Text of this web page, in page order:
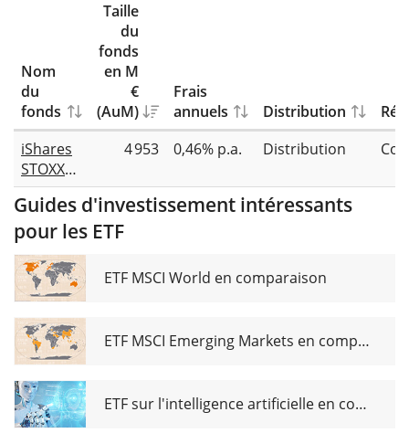
Nom
du
fonds
Taille
du
fonds
en M
€
(AuM)
Frais
annuels
Distribution
iShares
STOXX
Global
Select
Dividend
UCITS
ETF (DE)
4 953 0,46% p.a. Distribution
Guides d'investissement intéressants
pour les ETF
ETF MSCI World en comparaison
ETF MSCI Emerging Markets en comparaison
ETF sur l'intelligence artificielle en comparaison